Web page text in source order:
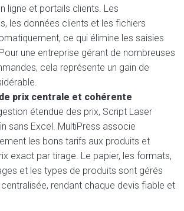
ligne et portails clients. Les
les données clients et les fichiers
ce qui élimine les saisies
une entreprise gérant de nombreuses
cela représente un gain de
prix centrale et cohérente
étendue des prix, Script Laser
sans Excel. MultiPress associe
les bons tarifs aux produits et
exact par tirage. Le papier, les formats,
et les types de produits sont gérés
rendant chaque devis fiable et